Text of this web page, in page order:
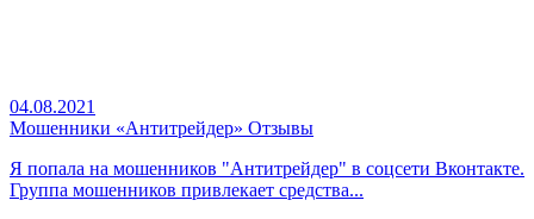
04.08.2021
Мошенники «Антитрейдер» Отзывы
Я попала на мошенников "Антитрейдер" в соцсети Вконтакте.
Группа мошенников привлекает средства...